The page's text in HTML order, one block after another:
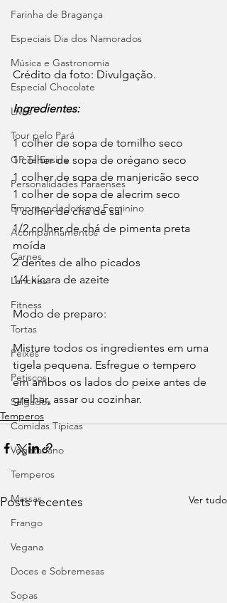
Farinha de Bragança
Especiais Dia dos Namorados
Música e Gastronomia
Especial Chocolate
Lives
Tour pelo Pará
GP Te Ensina
Personalidades Paraenses
Empreendedorismo Feminino
Acompanhamentos
Carnes
Lanches
Fitness
Tortas
Peixes
Petiscos
Salgados
Comidas Típicas
Vegetariano
Temperos
Massas
Frango
Vegana
Doces e Sobremesas
Sopas
Crédito da foto: Divulgação.
Ingredientes:
1 colher de sopa de tomilho seco
1 colher de sopa de orégano seco
1 colher de sopa de manjericão seco
1 colher de sopa de alecrim seco
1 colher de chá de sal
1/2 colher de chá de pimenta preta
moída
2 dentes de alho picados
1/4 xícara de azeite
Modo de preparo:
Misture todos os ingredientes em uma
tigela pequena. Esfregue o tempero
em ambos os lados do peixe antes de
grelhar, assar ou cozinhar.
Temperos
Posts recentes Ver tudo